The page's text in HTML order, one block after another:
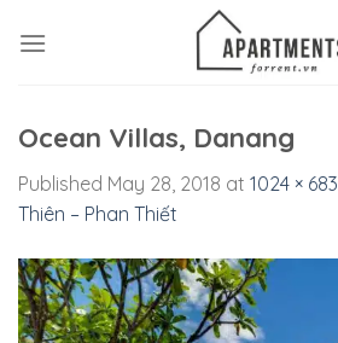
Ocean Villas, Danang
Published May 28, 2018 at 1024 × 683
Thiên – Phan Thiết